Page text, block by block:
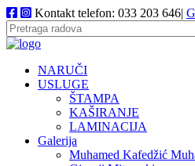
Kontakt telefon: 033 203 646|
NARUČI
USLUGE
ŠTAMPA
KAŠIRANJE
LAMINACIJA
Galerija
Muhamed Kafedžić